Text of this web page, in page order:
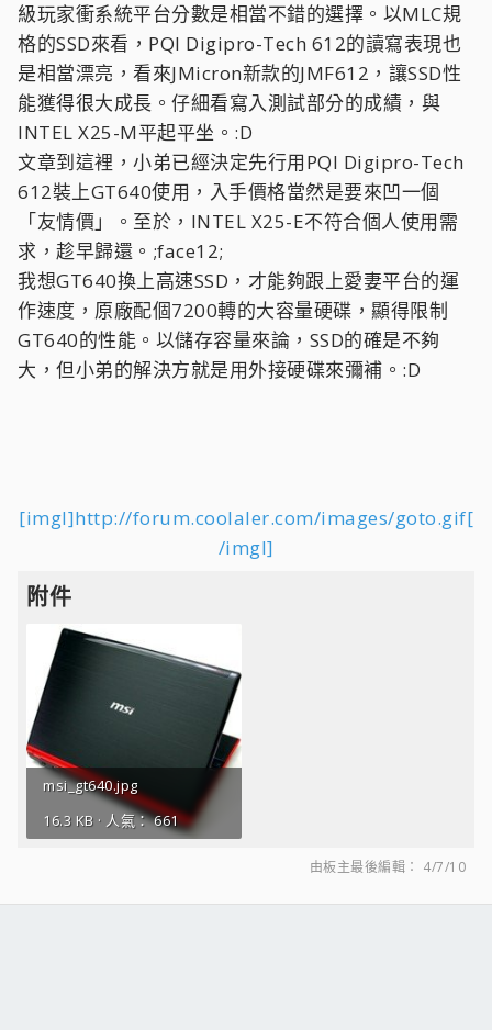
級玩家衝系統平台分數是相當不錯的選擇。以MLC規
格的SSD來看，PQI Digipro-Tech 612的讀寫表現也
是相當漂亮，看來JMicron新款的JMF612，讓SSD性
能獲得很大成長。仔細看寫入測試部分的成績，與
INTEL X25-M平起平坐。:D
文章到這裡，小弟已經決定先行用PQI Digipro-Tech
612裝上GT640使用，入手價格當然是要來凹一個
「友情價」。至於，INTEL X25-E不符合個人使用需
求，趁早歸還。;face12;
我想GT640換上高速SSD，才能夠跟上愛妻平台的運
作速度，原廠配個7200轉的大容量硬碟，顯得限制
GT640的性能。以儲存容量來論，SSD的確是不夠
大，但小弟的解決方就是用外接硬碟來彌補。:D
[imgl]http://forum.coolaler.com/images/goto.gif[
/imgl]
附件
msi_gt640.jpg
16.3 KB · 人氣： 661
由板主最後編輯： 4/7/10